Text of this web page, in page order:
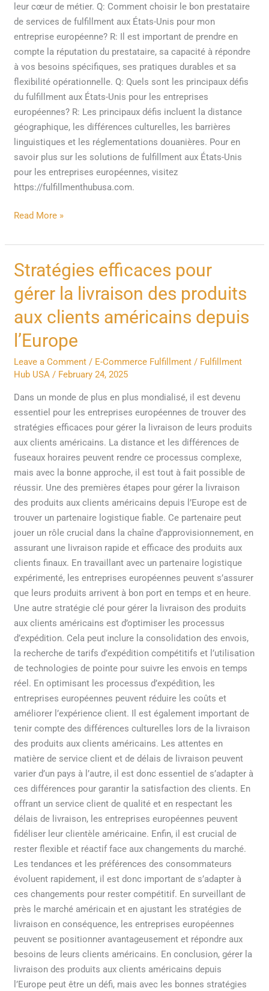
leur cœur de métier. Q: Comment choisir le bon prestataire
de services de fulfillment aux États-Unis pour mon
entreprise européenne? R: Il est important de prendre en
compte la réputation du prestataire, sa capacité à répondre
à vos besoins spécifiques, ses pratiques durables et sa
flexibilité opérationnelle. Q: Quels sont les principaux défis
du fulfillment aux États-Unis pour les entreprises
européennes? R: Les principaux défis incluent la distance
géographique, les différences culturelles, les barrières
linguistiques et les réglementations douanières. Pour en
savoir plus sur les solutions de fulfillment aux États-Unis
pour les entreprises européennes, visitez
https://fulfillmenthubusa.com.
Read More »
Stratégies efficaces pour
gérer la livraison des produits
aux clients américains depuis
l’Europe
Leave a Comment / E-Commerce Fulfillment / Fulfillment
Hub USA/ February 24, 2025
Dans un monde de plus en plus mondialisé, il est devenu
essentiel pour les entreprises européennes de trouver des
stratégies efficaces pour gérer la livraison de leurs produits
aux clients américains. La distance et les différences de
fuseaux horaires peuvent rendre ce processus complexe,
mais avec la bonne approche, il est tout à fait possible de
réussir. Une des premières étapes pour gérer la livraison
des produits aux clients américains depuis l’Europe est de
trouver un partenaire logistique fiable. Ce partenaire peut
jouer un rôle crucial dans la chaîne d’approvisionnement, en
assurant une livraison rapide et efficace des produits aux
clients finaux. En travaillant avec un partenaire logistique
expérimenté, les entreprises européennes peuvent s’assurer
que leurs produits arrivent à bon port en temps et en heure.
Une autre stratégie clé pour gérer la livraison des produits
aux clients américains est d’optimiser les processus
d’expédition. Cela peut inclure la consolidation des envois,
la recherche de tarifs d’expédition compétitifs et l’utilisation
de technologies de pointe pour suivre les envois en temps
réel. En optimisant les processus d’expédition, les
entreprises européennes peuvent réduire les coûts et
améliorer l’expérience client. Il est également important de
tenir compte des différences culturelles lors de la livraison
des produits aux clients américains. Les attentes en
matière de service client et de délais de livraison peuvent
varier d’un pays à l’autre, il est donc essentiel de s’adapter à
ces différences pour garantir la satisfaction des clients. En
offrant un service client de qualité et en respectant les
délais de livraison, les entreprises européennes peuvent
fidéliser leur clientèle américaine. Enfin, il est crucial de
rester flexible et réactif face aux changements du marché.
Les tendances et les préférences des consommateurs
évoluent rapidement, il est donc important de s’adapter à
ces changements pour rester compétitif. En surveillant de
près le marché américain et en ajustant les stratégies de
livraison en conséquence, les entreprises européennes
peuvent se positionner avantageusement et répondre aux
besoins de leurs clients américains. En conclusion, gérer la
livraison des produits aux clients américains depuis
l’Europe peut être un défi, mais avec les bonnes stratégies
Stratégies
efficaces
pour
la
livraison
produits
clients
américains
depuis
l’Europe